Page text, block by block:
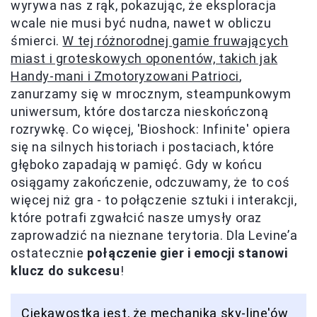
wyrywa nas z rąk, pokazując, że eksploracja
wcale nie musi być nudna, nawet w obliczu
śmierci.W tej różnorodnej gamie fruwających
miast i groteskowych oponentów, takich jak
Handy-mani i Zmotoryzowani Patrioci,
zanurzamy się w mrocznym, steampunkowym
uniwersum, które dostarcza nieskończoną
rozrywkę. Co więcej, 'Bioshock: Infinite' opiera
się na silnych historiach i postaciach, które
głęboko zapadają w pamięć. Gdy w końcu
osiągamy zakończenie, odczuwamy, że to coś
więcej niż gra - to połączenie sztuki i interakcji,
które potrafi zgwałcić nasze umysły oraz
zaprowadzić na nieznane terytoria. Dla Levine’a
ostatecznie połączenie gier i emocji stanowi
klucz do sukcesu!
Ciekawostką jest, że mechanika sky-line'ów